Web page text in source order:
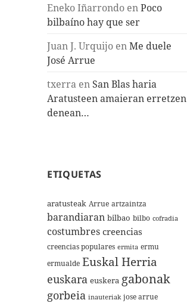
Eneko Iñarrondo enPoco
bilbaíno hay que ser
Juan J. Urquijo enMe duele
José Arrue
txerra en San Blas haria
Aratusteen amaieran erretzen
denean…
ETIQUETAS
aratusteak Arrue artzaintza
barandiaran bilbao bilbo cofradia
costumbres creencias
creencias populares ermita ermu
ermualde Euskal Herria
euskara euskera gabonak
gorbeia inauteriak jose arrue